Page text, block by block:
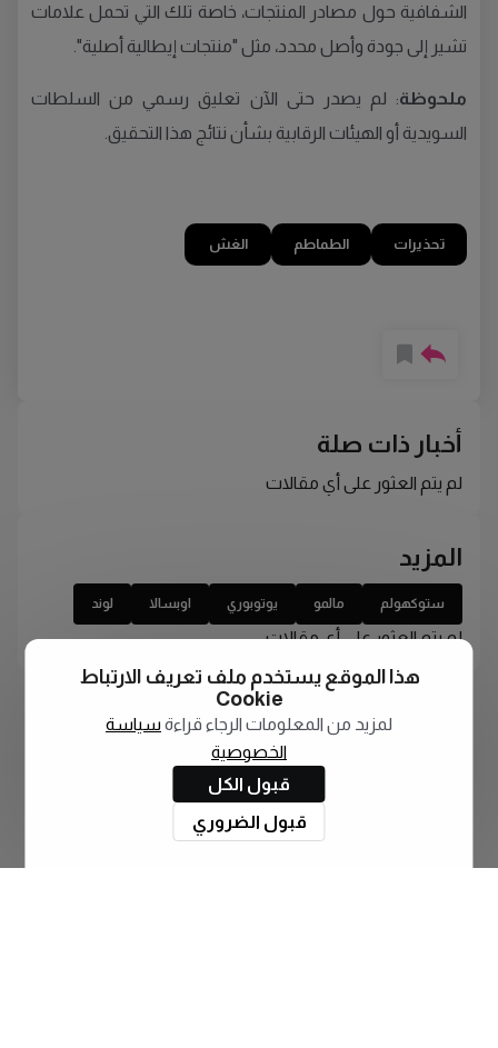
الشفافية حول مصادر المنتجات، خاصة تلك التي تحمل علامات
تشير إلى جودة وأصل محدد، مثل "منتجات إيطالية أصلية".
ملحوظة: لم يصدر حتى الآن تعليق رسمي من السلطات
السويدية أو الهيئات الرقابية بشأن نتائج هذا التحقيق.
تحذيرات الطماطم الغش
أخبار ذات صلة
لم يتم العثور على أي مقالات
المزيد
ستوكهولم مالمو يوتوبوري اوبسالا لوند
لم يتم العثور على أي مقالات
هذا الموقع يستخدم ملف تعريف الارتباط
Cookie
لمزيد من المعلومات الرجاء قراءة سياسة
الخصوصية
قبول الكل
قبول الضروري